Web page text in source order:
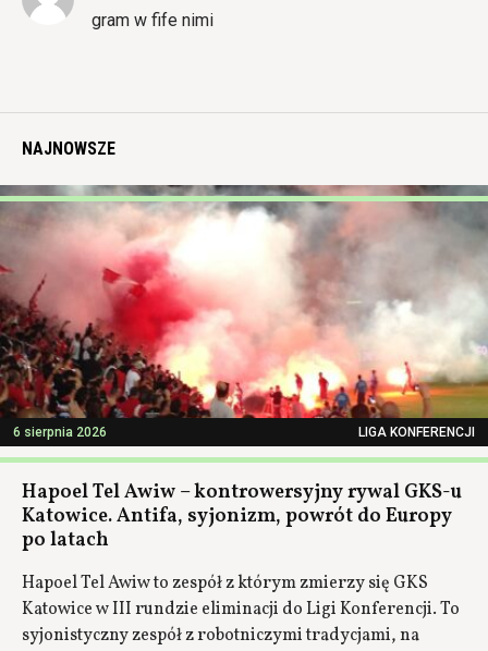
gram w fife nimi
NAJNOWSZE
6 sierpnia 2026 LIGA KONFERENCJI
Hapoel Tel Awiw – kontrowersyjny rywal GKS-u
Katowice. Antifa, syjonizm, powrót do Europy
po latach
Hapoel Tel Awiw to zespół z którym zmierzy się GKS
Katowice w III rundzie eliminacji do Ligi Konferencji. To
syjonistyczny zespół z robotniczymi tradycjami, na